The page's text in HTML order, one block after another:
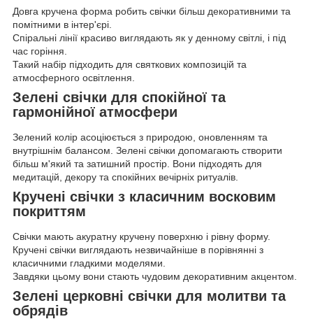
Довга кручена форма робить свічки більш декоративними та
помітними в інтер'єрі.
Спіральні лінії красиво виглядають як у денному світлі, і під
час горіння.
Такий набір підходить для святкових композицій та
атмосферного освітлення.
Зелені свічки для спокійної та
гармонійної атмосфери
Зелений колір асоціюється з природою, оновленням та
внутрішнім балансом. Зелені свічки допомагають створити
більш м'який та затишний простір. Вони підходять для
медитацій, декору та спокійних вечірніх ритуалів.
Кручені свічки з класичним восковим
покриттям
Свічки мають акуратну кручену поверхню і рівну форму.
Кручені свічки виглядають незвичайніше в порівнянні з
класичними гладкими моделями.
Завдяки цьому вони стають чудовим декоративним акцентом.
Зелені церковні свічки для молитви та
обрядів